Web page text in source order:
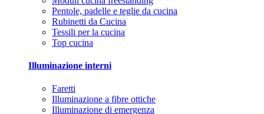
Pentole, padelle e teglie da cucina
Rubinetti da Cucina
Tessili per la cucina
Top cucina
Illuminazione interni
Faretti
Illuminazione a fibre ottiche
Illuminazione di emergenza